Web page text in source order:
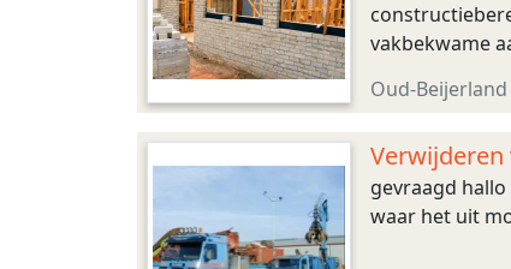
vakbekwame
Oud-Beijerland
gevraagd
waar het uit